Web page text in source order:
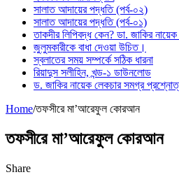
সালাত আদায়ের পদ্ধতি (পর্ব-০২)
সালাত আদায়ের পদ্ধতি (পর্ব-০১)
তাকদীর লিপিবদ্ধ কেন? ডা. জাকির
জুলুমকারীকে বাধা দেওয়া উচিত।
স্বলাতের সময় সম্পর্কে সঠিক ধারনা
রিয়াদুস সলীহিন, খন্ড-১ ডাউনলোড
ড. জাকির নায়েক লেকচার সমগ্র
Home/তফসীরে মা’আরেফুল কোরআন
তফসীরে মা’আরেফুল কোরআন
Share